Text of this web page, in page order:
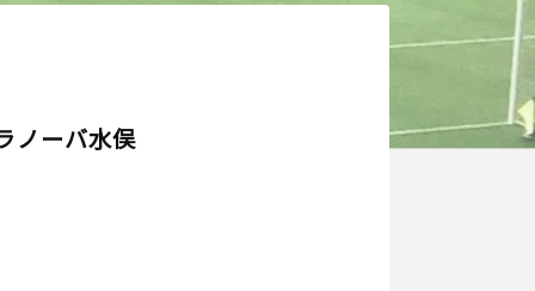
ノーバ水俣